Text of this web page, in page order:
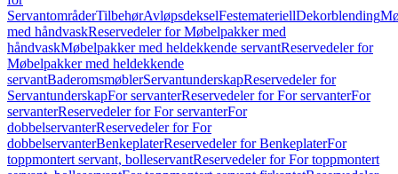
ServantområderTilbehørAvløpsdekselFestemateriellDekorblending
med håndvaskReservedeler for Møbelpakker med
håndvaskMøbelpakker med heldekkende servantReservedeler for
Møbelpakker med heldekkende
servantBaderomsmøblerServantunderskapReservedeler for
ServantunderskapFor servanterReservedeler for For servanterFor
servanterReservedeler for For servanterFor
dobbelservanterReservedeler for For
dobbelservanterBenkeplaterReservedeler for BenkeplaterFor
toppmontert servant, bolleservantReservedeler for For toppmontert